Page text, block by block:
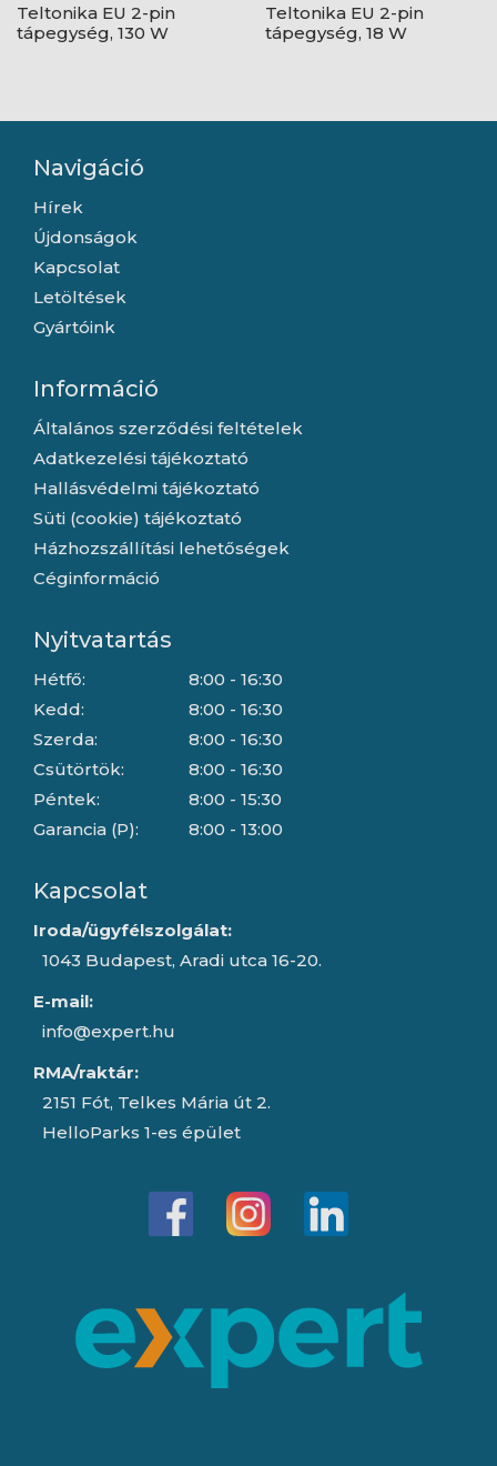
Teltonika EU 2-pin
tápegység, 130 W
Teltonika EU 2-pin
tápegység, 18 W
Navigáció
Hírek
Újdonságok
Kapcsolat
Letöltések
Gyártóink
Információ
Általános szerződési feltételek
Adatkezelési tájékoztató
Hallásvédelmi tájékoztató
Süti (cookie) tájékoztató
Házhozszállítási lehetőségek
Céginformáció
Nyitvatartás
Hétfő:
Kedd:
Szerda:
Csütörtök:
Péntek:
Garancia (P):
8:00 - 16:30
8:00 - 16:30
8:00 - 16:30
8:00 - 16:30
8:00 - 15:30
8:00 - 13:00
Kapcsolat
Iroda/ügyfélszolgálat:
1043 Budapest, Aradi utca 16-20.
E-mail:
info@expert.hu
RMA/raktár:
2151 Fót, Telkes Mária út 2.
HelloParks 1-es épület